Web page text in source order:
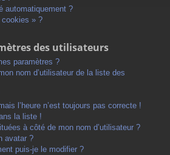
automatiquement ?
» ?
des utilisateurs
paramètres ?
nom d’utilisateur de la liste des
l’heure n’est toujours pas correcte !
la liste !
à côté de mon nom d’utilisateur ?
avatar ?
puis-je le modifier ?